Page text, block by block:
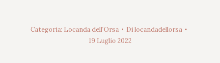
Categoria: Locanda dell'Orsa Dilocandadellorsa
19 Luglio 2022